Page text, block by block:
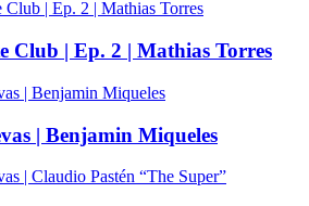
Club | Ep. 2 | Mathias Torres
| Benjamin Miqueles